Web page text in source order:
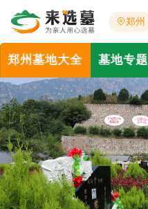
郑州
郑州墓地大全 墓地专题